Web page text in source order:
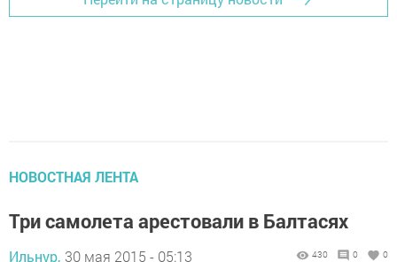
НОВОСТНАЯ ЛЕНТА
Три самолета арестовали в Балтасях
Ильнур, 30 мая 2015 - 05:13 430 0 0